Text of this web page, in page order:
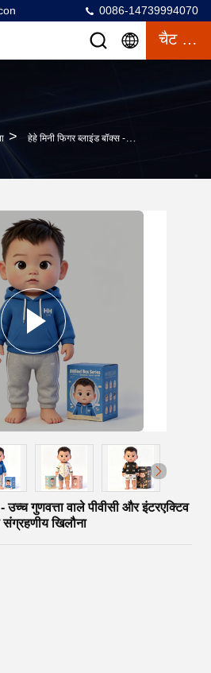
0086-14739994070
चैट करना
> हेहे मिनी फिगर ब्लाइंड बॉक्स - उच्च गुणवत्ता वाले पीवीसी और इंटरएक्टिव डिजाइन के साथ 7 सेमी लंबा संग्रहणीय खिलौना
उच्च गुणवत्ता वाले पीवीसी और इंटरएक्टिव
खिलौना